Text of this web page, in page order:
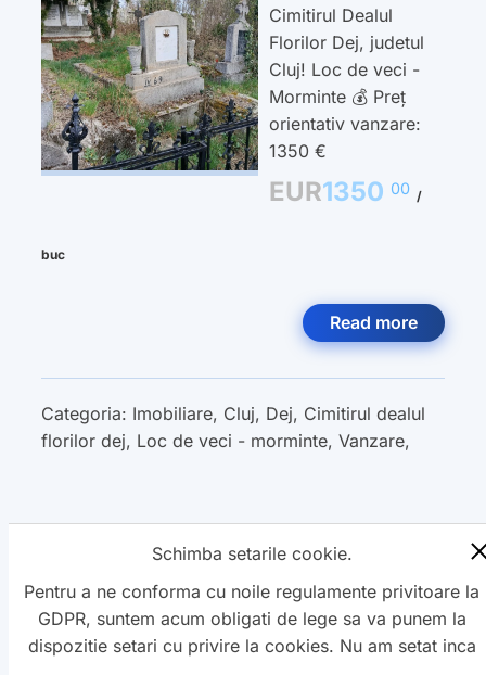
Cimitirul Dealul
Florilor Dej, judetul
Cluj! Loc de veci -
Morminte 💰 Preț
orientativ vanzare:
1350 €
EUR1350 00 /
buc
Read more
Categoria: Imobiliare, Cluj, Dej, Cimitirul dealul
florilor dej, Loc de veci - morminte, Vanzare,
1 2 3 Next »
Schimba setarile cookie.
Pentru a ne conforma cu noile regulamente privitoare la
GDPR, suntem acum obligati de lege sa va punem la
dispozitie setari cu privire la cookies. Nu am setat inca